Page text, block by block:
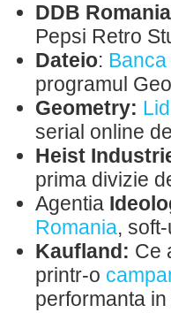
DDB
Pepsi Retro
Dateio:
programul
Geometry:
serial online
Heist
prima divizie
Agentia
Romania,
Kaufland: Ce
printr-o
performanta